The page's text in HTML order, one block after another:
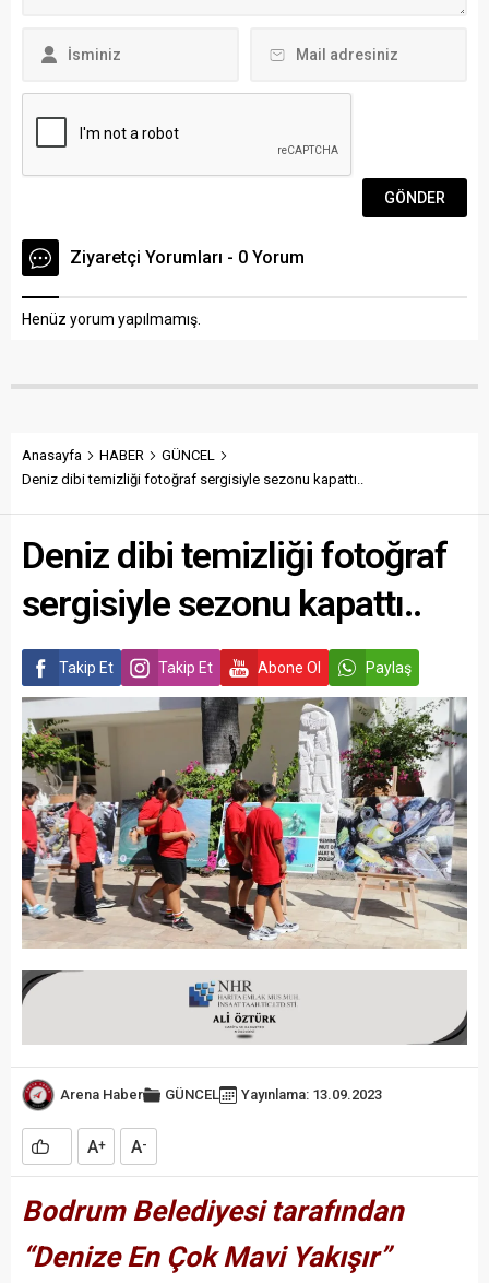
Muğla’nın Fethiye
Karaçulha
Mahallesi, Zincirli
asılan evlerinin
önünde yakınları...
Ziyaretçi Yorumları - 0 Yorum
Henüz yorum yapılmamış.
Anasayfa HABER
GÜNCEL
Deniz dibi temizliği fotoğraf sergisiyle sezonu kapattı..
Deniz dibi temizliği fotoğraf
sergisiyle sezonu kapattı..
Takip Et Takip Et Abone Ol Paylaş
Arena Haber GÜNCEL Yayınlama: 13.09.2023
A+ A-
Bodrum Belediyesi tarafından
“Denize En Çok Mavi Yakışır”